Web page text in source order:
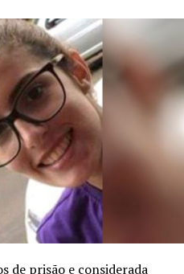
de prisão e considerada